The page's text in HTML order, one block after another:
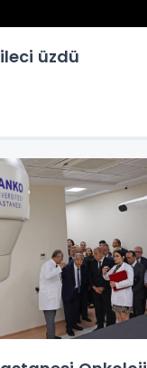
üzdü